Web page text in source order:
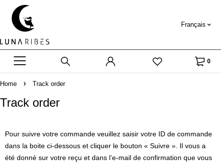
Français
0
Home Track order
Track order
Pour suivre votre commande veuillez saisir votre ID de commande
dans la boite ci-dessous et cliquer le bouton « Suivre ». Il vous a
été donné sur votre reçu et dans l’e-mail de confirmation que vous